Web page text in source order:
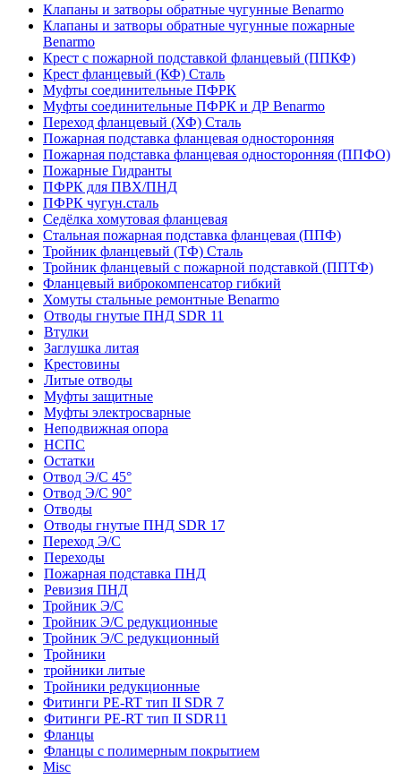
Клапаны и затворы обратные чугунные Benarmo
Клапаны и затворы обратные чугунные пожарные
Benarmo
Крест с пожарной подставкой фланцевый (ППКФ)
Крест фланцевый (КФ) Сталь
Муфты соединительные ПФРК
Муфты соединительные ПФРК и ДР Benarmo
Переход фланцевый (ХФ) Сталь
Пожарная подставка фланцевая односторонняя
Пожарная подставка фланцевая односторонняя (ППФО)
Пожарные Гидранты
ПФРК для ПВХ/ПНД
ПФРК чугун.сталь
Седёлка хомутовая фланцевая
Стальная пожарная подставка фланцевая (ППФ)
Тройник фланцевый (ТФ) Сталь
Тройник фланцевый с пожарной подставкой (ППТФ)
Фланцевый виброкомпенсатор гибкий
Хомуты стальные ремонтные Benarmo
Отводы гнутые ПНД SDR 11
Втулки
Заглушка литая
Крестовины
Литые отводы
Муфты защитные
Муфты электросварные
Неподвижная опора
НСПС
Остатки
Отвод Э/С 45°
Отвод Э/С 90°
Отводы
Отводы гнутые ПНД SDR 17
Переход Э/С
Переходы
Пожарная подставка ПНД
Ревизия ПНД
Тройник Э/С
Тройник Э/С редукционные
Тройник Э/С редукционный
Тройники
тройники литые
Тройники редукционные
Фитинги PE-RT тип II SDR 7
Фитинги PE-RT тип II SDR11
Фланцы
Фланцы с полимерным покрытием
Misc